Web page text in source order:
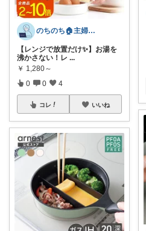
のちのち🏠主婦のお買い物room
【レンジで放置だけ✨】お湯を
沸かさない！レ ...
￥ 1,280～
0 0 4
コレ いいね